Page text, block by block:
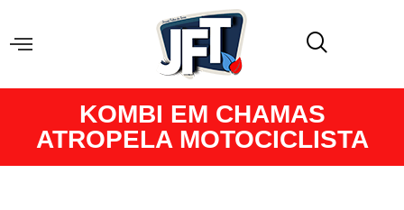
KOMBI EM CHAMAS
ATROPELA MOTOCICLISTA